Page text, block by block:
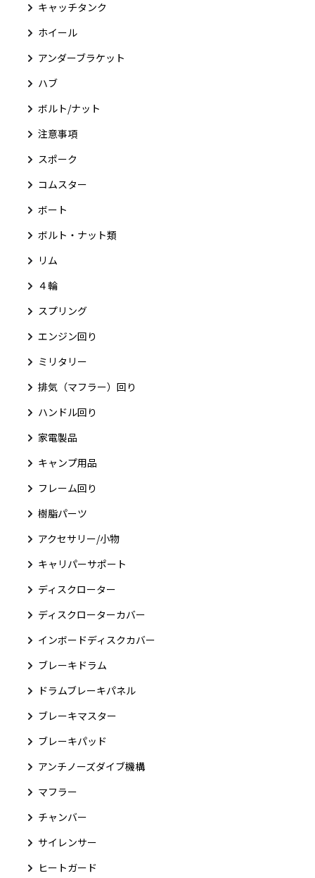
キャッチタンク
ホイール
アンダーブラケット
ハブ
ボルト/ナット
注意事項
スポーク
コムスター
ボート
ボルト・ナット類
リム
４輪
スプリング
エンジン回り
ミリタリー
排気（マフラー）回り
ハンドル回り
家電製品
キャンプ用品
フレーム回り
樹脂パーツ
アクセサリー/小物
キャリパーサポート
ディスクローター
ディスクローターカバー
インボードディスクカバー
ブレーキドラム
ドラムブレーキパネル
ブレーキマスター
ブレーキパッド
アンチノーズダイブ機構
マフラー
チャンバー
サイレンサー
ヒートガード